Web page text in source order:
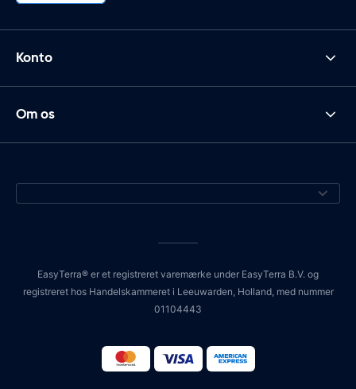
Konto
Om os
EasyTerra® er et registreret varemærke under EasyTerra B.V. og
registreret hos Handelskammeret i Leeuwarden, Holland, med nummer
01104443